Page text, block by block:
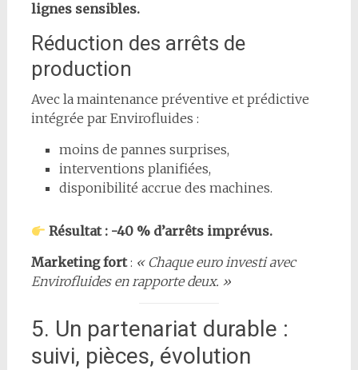
lignes sensibles.
Réduction des arrêts de
production
Avec la maintenance préventive et prédictive
intégrée par Envirofluides :
moins de pannes surprises,
interventions planifiées,
disponibilité accrue des machines.
Résultat : -40 % d’arrêts imprévus.
Marketing fort: « Chaque euro investi avec
Envirofluides en rapporte deux. »
5. Un partenariat durable :
suivi, pièces, évolution